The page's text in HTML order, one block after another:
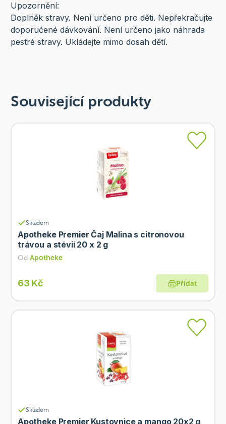
Upozornění:
Doplněk stravy. Není určeno pro děti. Nepřekračujte
doporučené dávkování. Není určeno jako náhrada
pestré stravy. Ukládejte mimo dosah dětí.
Související produkty
Skladem
Apotheke Premier Čaj Malina s citronovou
trávou a stévií 20 x 2 g
Od Apotheke
63 Kč Přidat
Skladem
Apotheke Premier Kustovnice a mango 20x2 g